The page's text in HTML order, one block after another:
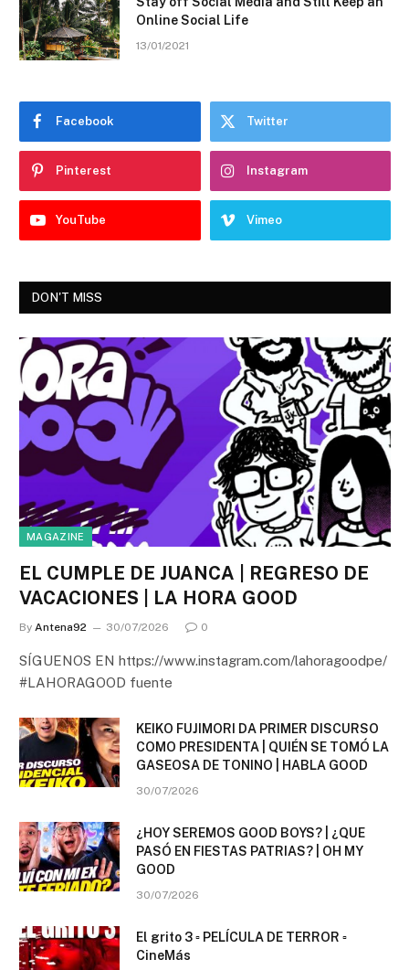
Online Social Life
13/01/2021
Facebook Twitter
Pinterest Instagram
YouTube Vimeo
DON'T MISS
MAGAZINE
EL CUMPLE DE JUANCA | REGRESO DE
VACACIONES | LA HORA GOOD
By Antena92 30/07/2026 0
SÍGUENOS EN https://www.instagram.com/lahoragoodpe/
#LAHORAGOOD fuente
KEIKO FUJIMORI DA PRIMER DISCURSO
COMO PRESIDENTA | QUIÉN SE TOMÓ LA
GASEOSA DE TONINO | HABLA GOOD
30/07/2026
¿HOY SEREMOS GOOD BOYS? | ¿QUE
PASÓ EN FIESTAS PATRIAS? | OH MY
GOOD
30/07/2026
El grito 3 ▫️ PELÍCULA DE TERROR ▫️
CineMás